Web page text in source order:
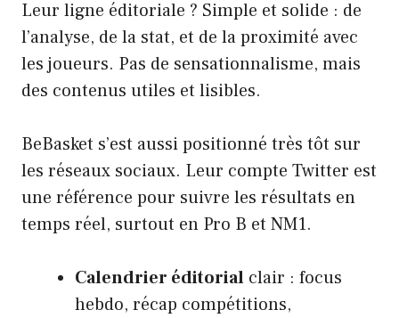
Leur ligne éditoriale ? Simple et solide : de
l’analyse, de la stat, et de la proximité avec
les joueurs. Pas de sensationnalisme, mais
des contenus utiles et lisibles.
BeBasket s’est aussi positionné très tôt sur
les réseaux sociaux. Leur compte Twitter est
une référence pour suivre les résultats en
temps réel, surtout en Pro B et NM1.
Calendrier éditorial clair : focus
hebdo, récap compétitions,